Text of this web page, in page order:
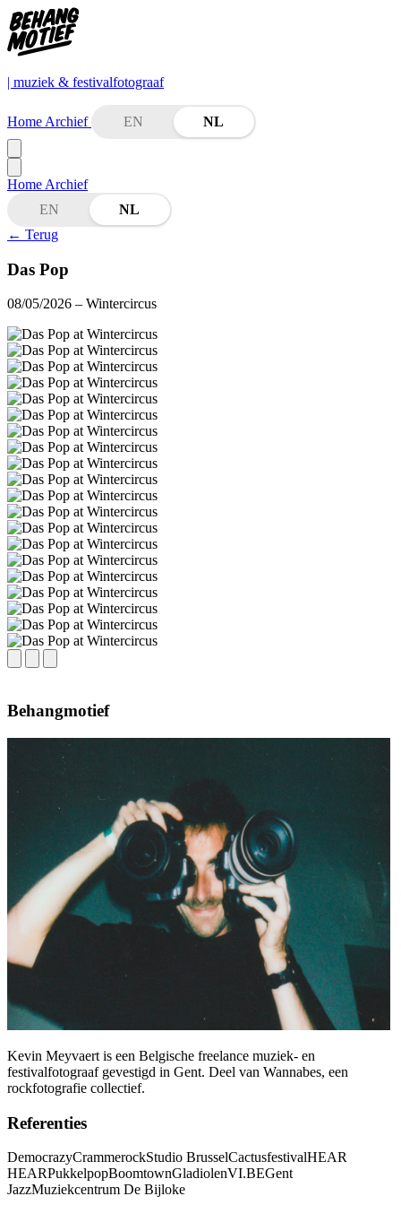
| muziek & festivalfotograaf
Home Archief EN NL
Home Archief
EN
NL
← Terug
Das Pop
08/05/2026 – Wintercircus
Behangmotief
Kevin Meyvaert is een Belgische freelance muziek- en
festivalfotograaf gevestigd in Gent. Deel van Wannabes, een
rockfotografie collectief.
Referenties
DemocrazyCrammerockStudio BrusselCactusfestivalHEAR
HEARPukkelpopBoomtownGladiolenVI.BEGent
JazzMuziekcentrum De Bijloke